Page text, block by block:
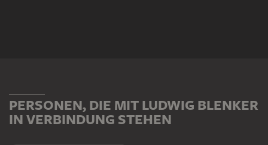
PERSONEN, DIE MIT LUDWIG BLENKER
IN VERBINDUNG STEHEN